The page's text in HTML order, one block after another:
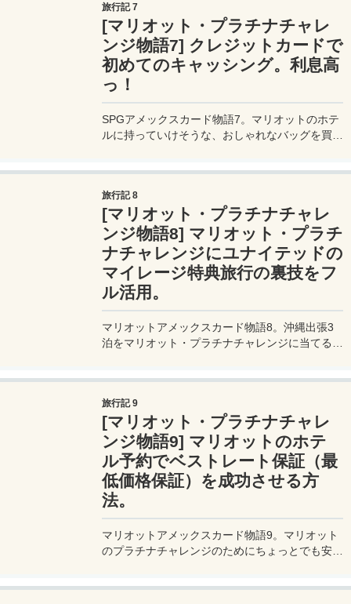
カーの格好で乗り込むのか？（汗）それはマズ
い。
旅行記 7
[マリオット・プラチナチャレ
ンジ物語7] クレジットカードで
初めてのキャッシング。利息高
っ！
SPGアメックスカード物語7。マリオットのホテ
ルに持っていけそうな、おしゃれなバッグを買い
ので近くのATMで人生初のキャッシングした
ら、、、その金利の高さに驚いてしまう（汗）。
旅行記 8
[マリオット・プラチナチャレ
ンジ物語8] マリオット・プラチ
ナチャレンジにユナイテッドの
マイレージ特典旅行の裏技をフ
ル活用。
マリオットアメックスカード物語8。沖縄出張3
泊をマリオット・プラチナチャレンジに当てる。
活用し、必要な滞在数を大幅にカバーするプラン
を思いつく。
旅行記 9
[マリオット・プラチナチャレ
ンジ物語9] マリオットのホテ
ル予約でベストレート保証（最
低価格保証）を成功させる方
法。
マリオットアメックスカード物語9。マリオット
のプラチナチャレンジのためにちょっとでも安く